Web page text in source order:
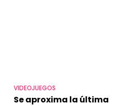
VIDEOJUEGOS
Se aproxima la última